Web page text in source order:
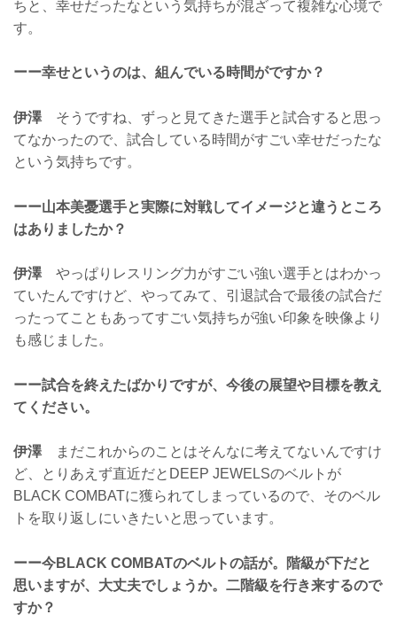
ちと、幸せだったなという気持ちが混ざって複雑な心境で
す。
ーー幸せというのは、組んでいる時間がですか？
伊澤そうですね、ずっと見てきた選手と試合すると思っ
てなかったので、試合している時間がすごい幸せだったな
という気持ちです。
ーー山本美憂選手と実際に対戦してイメージと違うところ
はありましたか？
伊澤やっぱりレスリング力がすごい強い選手とはわかっ
ていたんですけど、やってみて、引退試合で最後の試合だ
ったってこともあってすごい気持ちが強い印象を映像より
も感じました。
ーー試合を終えたばかりですが、今後の展望や目標を教え
てください。
伊澤まだこれからのことはそんなに考えてないんですけ
ど、とりあえず直近だとDEEP JEWELSのベルトが
BLACK COMBATに獲られてしまっているので、そのベル
トを取り返しにいきたいと思っています。
ーー今BLACK COMBATのベルトの話が。階級が下だと
思いますが、大丈夫でしょうか。二階級を行き来するので
すか？